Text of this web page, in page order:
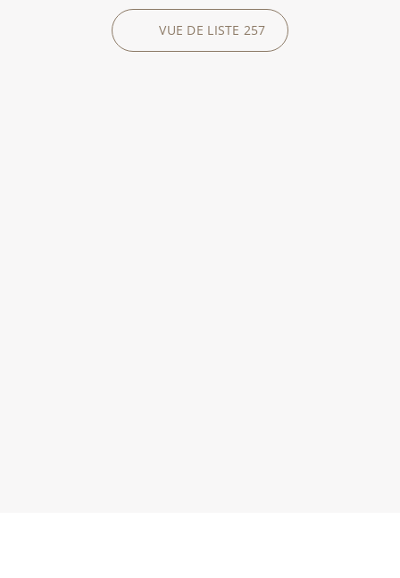
VUE DE LISTE 257